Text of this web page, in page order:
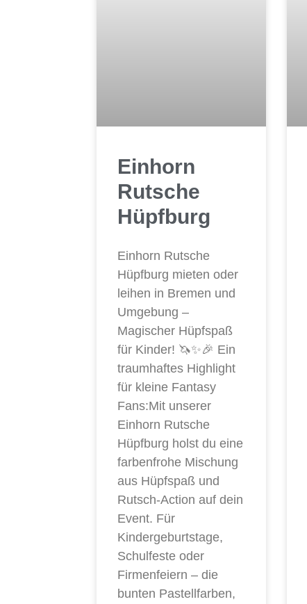
Einhorn
Rutsche
Hüpfburg
Einhorn Rutsche
Hüpfburg mieten oder
leihen in Bremen und
Umgebung –
Magischer Hüpfspaß
für Kinder! 🦄✨🎉 Ein
traumhaftes Highlight
für kleine Fantasy
Fans:Mit unserer
Einhorn Rutsche
Hüpfburg holst du eine
farbenfrohe Mischung
aus Hüpfspaß und
Rutsch-Action auf dein
Event. Für
Kindergeburtstage,
Schulfeste oder
Firmenfeiern – die
bunten Pastellfarben,